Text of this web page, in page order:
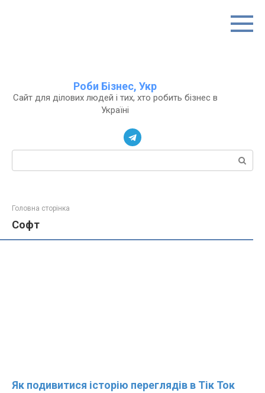
Роби Бізнес, Укр
Сайт для ділових людей і тих, хто робить бізнес в
Україні
Головна сторінка
Софт
Як подивитися історію переглядів в Тік Ток